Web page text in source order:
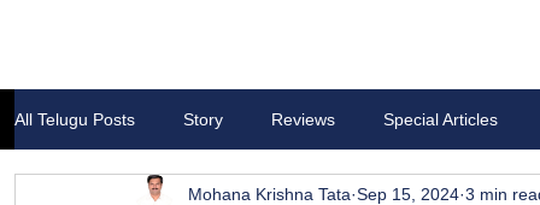
All Telugu Posts Story Reviews Special Articles
Mohana Krishna Tata Sep 15, 2024 3 min